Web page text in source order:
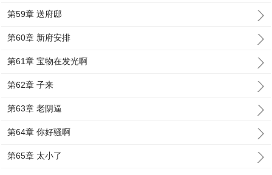
第59章 送府邸
第60章 新府安排
第61章 宝物在发光啊
第62章 子来
第63章 老阴逼
第64章 你好骚啊
第65章 太小了